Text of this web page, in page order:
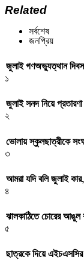
Related
সর্বশেষ
জনপ্রিয়
জুলাই গণঅভ্যুত্থান দিবস
১
জুলাই সনদ নিয়ে
২
ভোলায় স্কুলছাত্রীকে
৩
আমরা যদি বলি জুলাই কার,
৪
ঝালকাঠিতে চোরের আঙুল
৫
ছাত্রকে দিয়ে এইচএসসির